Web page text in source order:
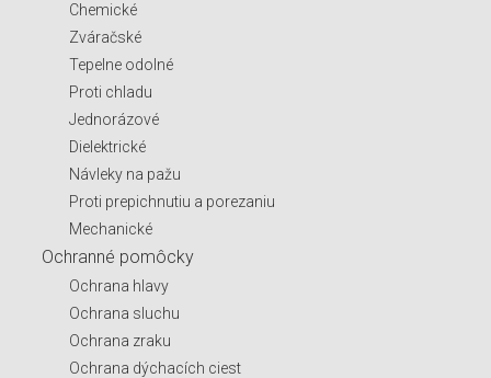
Chemické
Zváračské
Tepelne odolné
Proti chladu
Jednorázové
Dielektrické
Návleky na pažu
Proti prepichnutiu a porezaniu
Mechanické
Ochranné pomôcky
Ochrana hlavy
Ochrana sluchu
Ochrana zraku
Ochrana dýchacích ciest